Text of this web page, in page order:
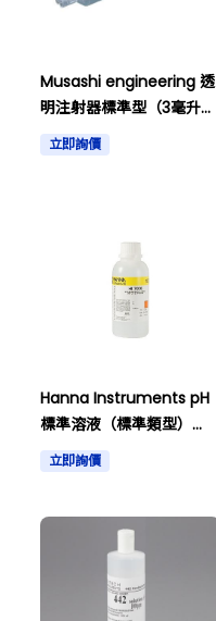
Musashi engineering 透
明注射器標準型（3毫升）
和其他
立即詢價
Hanna Instruments pH
標準溶液（標準類型）
pH4.01 HI 70004P 及其他
立即詢價